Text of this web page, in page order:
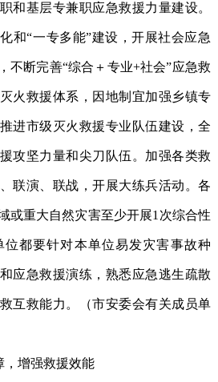
和基层专兼职应急救援力量建设。
和“一专多能”建设，开展社会应急
不断完善“综合＋专业+社会”应急救
火救援体系，因地制宜加强乡镇专
进市级灭火救援专业队伍建设，全
攻坚力量和尖刀队伍。加强各类救
联演、联战，开展大练兵活动。各
或重大自然灾害至少开展1次综合性
都要针对本单位易发灾害事故种
应急救援演练，熟悉应急逃生疏散
互救能力。（市安委会有关成员单
，增强救援效能